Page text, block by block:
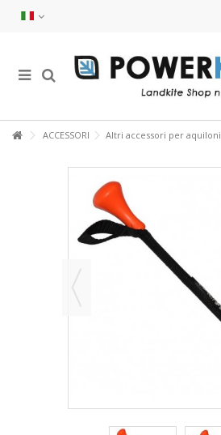
ACCESSORI Altri accessori per aquiloni